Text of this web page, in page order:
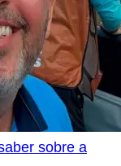
sobre a